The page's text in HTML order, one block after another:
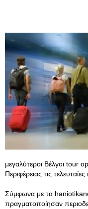
μεγαλύτεροι Βέλγοι tour
Περιφέρειας τις τελευταίες
Σύμφωνα με τα
πραγματοποίησαν